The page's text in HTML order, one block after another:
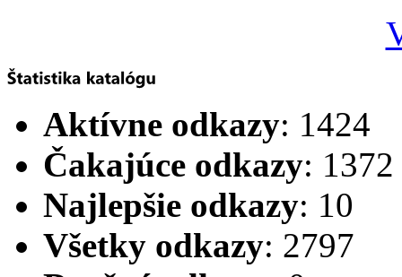
Aktívne odkazy: 1424
Čakajúce odkazy: 1372
Najlepšie odkazy: 10
Všetky odkazy: 2797